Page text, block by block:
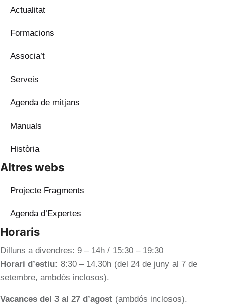
Actualitat
Formacions
Associa’t
Serveis
Agenda de mitjans
Manuals
Història
Altres webs
Projecte Fragments
Agenda d’Expertes
Horaris
Dilluns a divendres: 9 – 14h / 15:30 – 19:30
Horari d’estiu: 8:30 – 14.30h (del 24 de juny al 7 de
setembre, ambdós inclosos).
Vacances del 3 al 27 d’agost (ambdós inclosos).